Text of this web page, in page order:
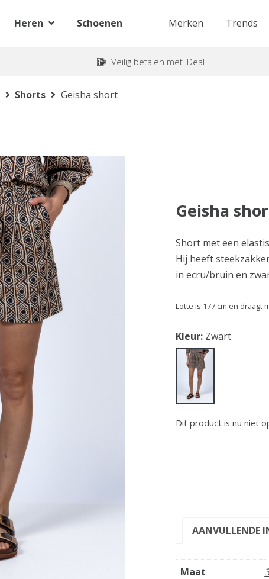
Heren Schoenen Merken Trends
Veilig betalen met iDeal
Shorts Geisha short
Geisha
Short met een
Hij heeft
in ecru/bruin en
Lotte is 177 cm en draagt
Kleur: Zwart
Dit product is nu niet
AANVULLENDE
Maat